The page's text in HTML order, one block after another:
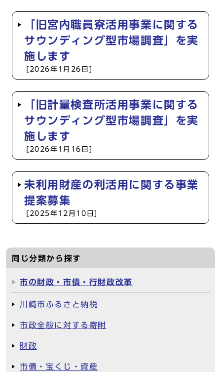
「旧宮内職員寮活用事業に関する
サウンディング型市場調査」を実
施します
[2026年1月26日]
「旧計量検査所活用事業に関する
サウンディング型市場調査」を実
施します
[2026年1月16日]
未利用財産の利活用に関する事業
提案募集
[2025年12月10日]
同じ分類から探す
市の財政・市債・行財政改革
川崎市ふるさと納税
市政全般に対する寄附
財政
市債・宝くじ・資産